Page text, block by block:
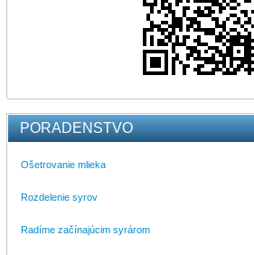
PORADENSTVO
Ošetrovanie mlieka
Rozdelenie syrov
Radíme začínajúcim syrárom